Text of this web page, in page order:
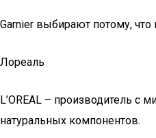
Garnier выбирают потому,
Лореаль
L’OREAL – производитель с
натуральных компонентов.